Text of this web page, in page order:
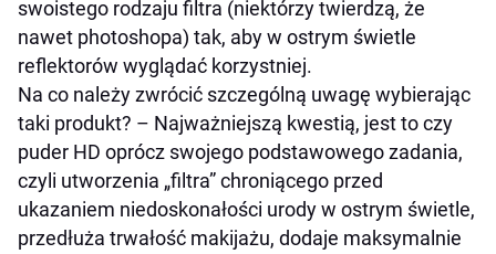
swoistego rodzaju filtra (niektórzy twierdzą, że
nawet photoshopa) tak, aby w ostrym świetle
reflektorów wyglądać korzystniej.
Na co należy zwrócić szczególną uwagę wybierając
taki produkt? – Najważniejszą kwestią, jest to czy
puder HD oprócz swojego podstawowego zadania,
czyli utworzenia „filtra” chroniącego przed
ukazaniem niedoskonałości urody w ostrym świetle,
przedłuża trwałość makijażu, dodaje maksymalnie